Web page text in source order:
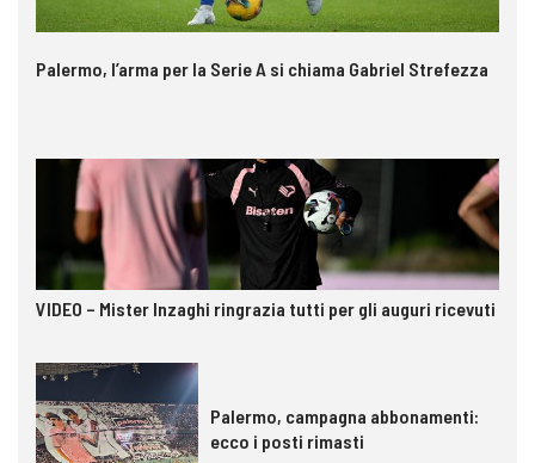
Palermo, l’arma per la Serie A si chiama Gabriel Strefezza
VIDEO – Mister Inzaghi ringrazia tutti per gli auguri ricevuti
Palermo, campagna abbonamenti:
ecco i posti rimasti